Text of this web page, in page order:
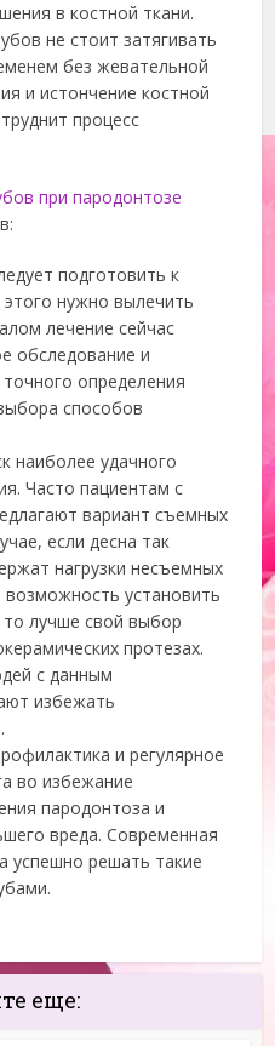
в костной ткани.
не стоит затягивать
без жевательной
и истончение костной
процесс
при пародонтозе
подготовить к
нужно вылечить
лечение сейчас
обследование и
определения
способов
наиболее удачного
Часто пациентам с
вариант съемных
если десна так
нагрузки несъемных
установить
лучше свой выбор
протезах.
с данным
избежать
и регулярное
во избежание
пародонтоза и
вреда. Современная
успешно решать такие
еще: